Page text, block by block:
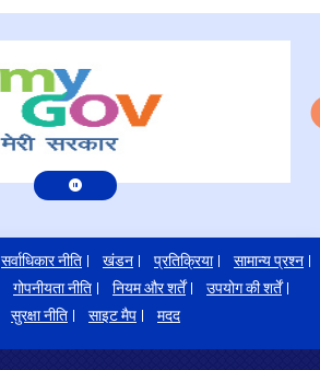
सर्वाधिकार नीति खंडन प्रतिक्रिया
सामान्य प्रश्न
गोपनीयता नीति नियम और शर्तें
उपयोग की शर्तें
सुरक्षा नीति
साइट मैप मदद